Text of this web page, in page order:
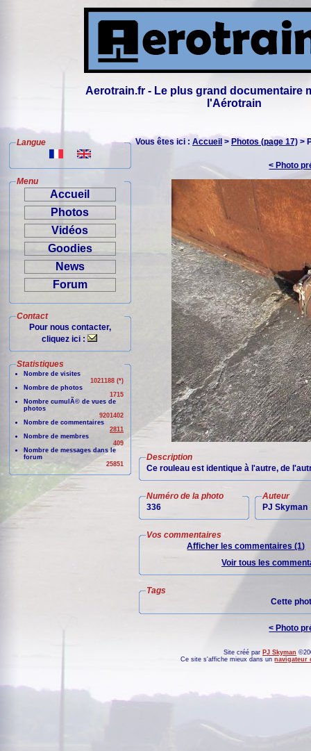
Aerotrain.fr - Le plus grand documentaire
l'Aérotrain
Langue
Menu
Accueil
Photos
Vidéos
Goodies
News
Forum
Contact
Pour nous contacter,
cliquez ici :
Statistiques
Nombre de visites
1021188 (*)
Nombre de photos
1715
Nombre cumulÃ© de vues de
photos
9201402
Nombre de commentaires
2811
Nombre de membres
409
Nombre de messages dans le
forum
25851
Vous êtes ici : Accueil > Photos (page 17) >
< Photo
Description
Ce rouleau est identique à l'autre, de
Numéro de la photo
336
Auteur
PJ Skyman
Vos commentaires
Afficher les commentaires (1)
Voir tous les
Tags
Cette
< Photo
Site créé par PJ Skyman
Ce site s'affiche mieux dans unnavigateur